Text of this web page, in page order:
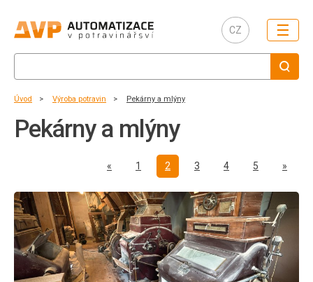
CZ ☰
Úvod Výroba potravin Pekárny a mlýny
Pekárny a mlýny
« Předchozí
1 2 3 4 5 »